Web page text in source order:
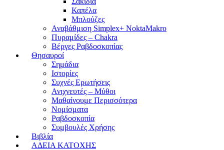
Καπέλα
Μπλούζες
Αναβάθμιση Simplex+ NoktaMakro
Πυραμίδες – Chakra
Βέργες Ραβδοσκοπίας
Θησαυροί
Σημάδια
Ιστορίες
Συχνές Ερωτήσεις
Ανιχνευτές – Μύθοι
Μαθαίνουμε Περισσότερα
Νομίσματα
Ραβδοσκοπία
Συμβουλές Χρήσης
Βιβλία
ΑΔΕΙΑ ΚΑΤΟΧΗΣ